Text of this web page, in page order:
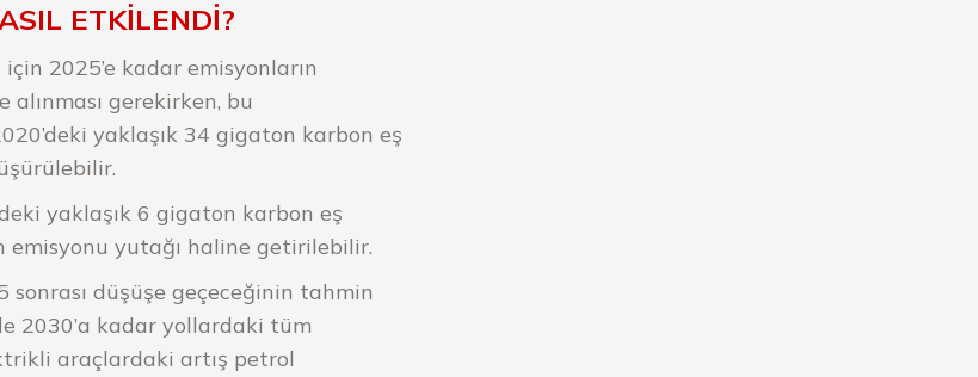
ETKİLENDİ?
için 2025’e kadar emisyonların
gerekirken, bu
yaklaşık 34 gigaton karbon eş
yaklaşık 6 gigaton karbon eş
emisyonu yutağı haline getirilebilir.
düşüşe geçeceğinin tahmin
2030’a kadar yollardaki tüm
araçlardaki artış petrol